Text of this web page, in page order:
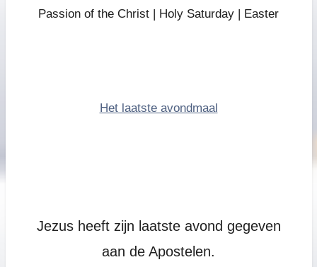
Passion of the Christ | Holy Saturday | Easter
Het laatste avondmaal
Jezus heeft zijn laatste avond gegeven
aan de Apostelen.